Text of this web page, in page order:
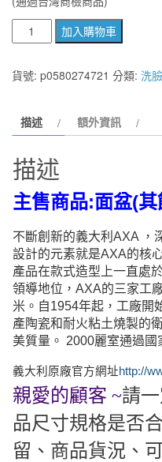
大
利
AXA
盆
CLIVIA
系
80413
尺
寸
55x46CM
數
量
加入購物車
貨號: p0580274721 分類: 洗
描述 額外資訊
描述
主售商品:面盆(其
不斷創新的義大利AXA ，
設計的元素就是AXA的核
產品在款式造型上一直處
領導地位，AXA的三家工
米。自1954年起，工廠開
產陶瓷和耐火粘土燒製的
美質量。 2000麗室通過
義大利原廠官方網址http://
親愛的顧客 ~請
品尺寸規格是否
留、商品貨況、